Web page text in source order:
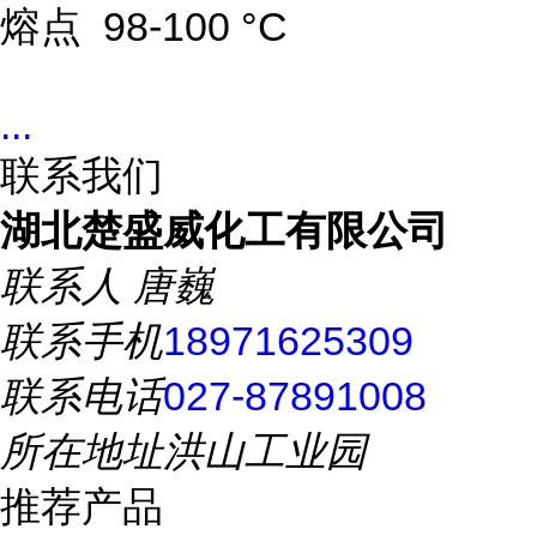
熔点 98-100 °C
...
联系我们
湖北楚盛威化工有限公司
联系人 唐巍
联系手机18971625309
联系电话027-87891008
所在地址洪山工业园
推荐产品